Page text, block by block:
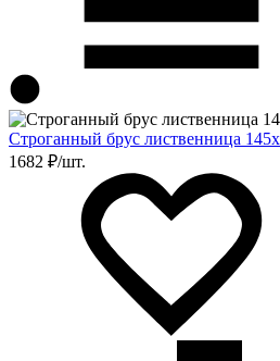
Строганный брус лиственница
1682 ₽/шт.